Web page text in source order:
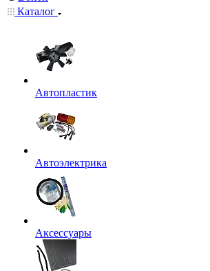
Каталог
Автопластик
Автоэлектрика
Аксессуары